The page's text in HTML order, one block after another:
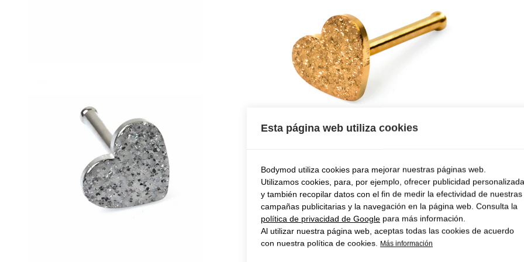
Esta página web utiliza cookies
Bodymod utiliza cookies para mejorar nuestras páginas web.
Utilizamos cookies, para, por ejemplo, ofrecer publicidad personalizada
y también recopilar datos con el fin de medir la efectividad de nuestras
campañas publicitarias y la navegación en la página web. Consulta la
política de privacidad de Google para más información.
Al utilizar nuestra página web, aceptas todas las cookies de acuerdo
con nuestra política de cookies. Más información